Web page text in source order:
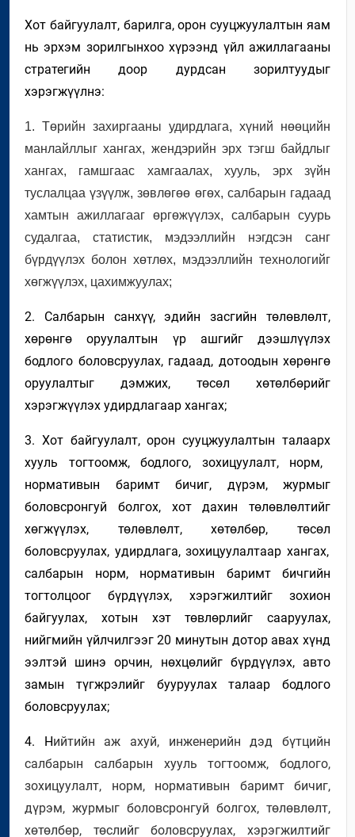
Хот байгуулалт, барилга, орон сууцжуулалтын яам
нь эрхэм зорилгынхоо хүрээнд үйл ажиллагааны
стратегийн доор дурдсан зорилтуудыг
хэрэгжүүлнэ:
1. Төрийн захиргааны удирдлага, хүний нөөцийн
манлайллыг хангах, жендэрийн эрх тэгш байдлыг
хангах, гамшгаас хамгаалах, хууль, эрх зүйн
туслалцаа үзүүлж, зөвлөгөө өгөх, салбарын гадаад
хамтын ажиллагааг өргөжүүлэх, салбарын суурь
судалгаа, статистик, мэдээллийн нэгдсэн санг
бүрдүүлэх болон хөтлөх, мэдээллийн технологийг
хөгжүүлэх, цахимжуулах;
2. Салбарын санхүү, эдийн засгийн төлөвлөлт,
хөрөнгө оруулалтын үр ашгийгдээшлүүлэх
бодлого боловсруулах, гадаад, дотоодын хөрөнгө
оруулалтыг дэмжих, төсөл хөтөлбөрийг
хэрэгжүүлэх удирдлагаар хангах;
3. Хот байгуулалт, орон сууцжуулалтын талаарх
хууль тогтоомж, бодлого, зохицуулалт, норм,
нормативын баримт бичиг, дүрэм, журмыг
боловсронгуй болгох, хот дахин төлөвлөлтийг
хөгжүүлэх, төлөвлөлт,
хөтөлбөр, төсөл
боловсруулах, удирдлага, зохицуулалтаар хангах,
салбарын норм, нормативын баримт бичгийн
тогтолцоог бүрдүүлэх, хэрэгжилтийг
зохион
байгуулах, хотын хэт төвлөрлийг сааруулах,
нийгмийн үйлчилгээг20 минутын дотор авах хүнд
ээлтэй шинэ орчин,
нөхцөлийг бүрдүүлэх, авто
замын түгжрэлийг бууруулахталаар бодлого
боловсруулах;
4. Нийтийн аж ахуй,
инженерийн дэд бүтцийн
салбарын салбарын хууль тогтоомж, бодлого,
зохицуулалт, норм, нормативын баримт бичиг,
дүрэм, журмыг боловсронгуй болгох, төлөвлөлт,
хөтөлбөр, төслийгболовсруулах, хэрэгжилтийг